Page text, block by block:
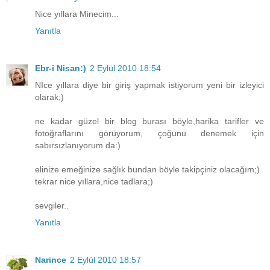
Nice yıllara Minecim...
Yanıtla
Ebr-i Nisan:) 2 Eylül 2010 18:54
Nİce yıllara diye bir giriş yapmak istiyorum yeni bir izleyici
olarak;)
ne kadar güzel bir blog burası böyle,harika tarifler ve
fotoğraflarını görüyorum, çoğunu denemek için
sabırsızlanıyorum da:)
elinize emeğinize sağlık bundan böyle takipçiniz olacağım;)
tekrar nice yıllara,nice tadlara;)
sevgiler..
Yanıtla
Narince 2 Eylül 2010 18:57